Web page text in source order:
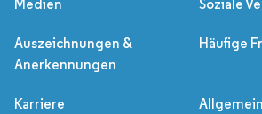
Medien Soziale
Auszeichnungen &
Anerkennungen
Häufige
Karriere